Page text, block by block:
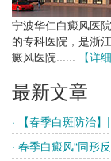
宁波华仁白癜风医
的专科医院，是浙
癜风医院......
【详
最新文章
· 【春季白斑防治】
· 春季白癜风“同形